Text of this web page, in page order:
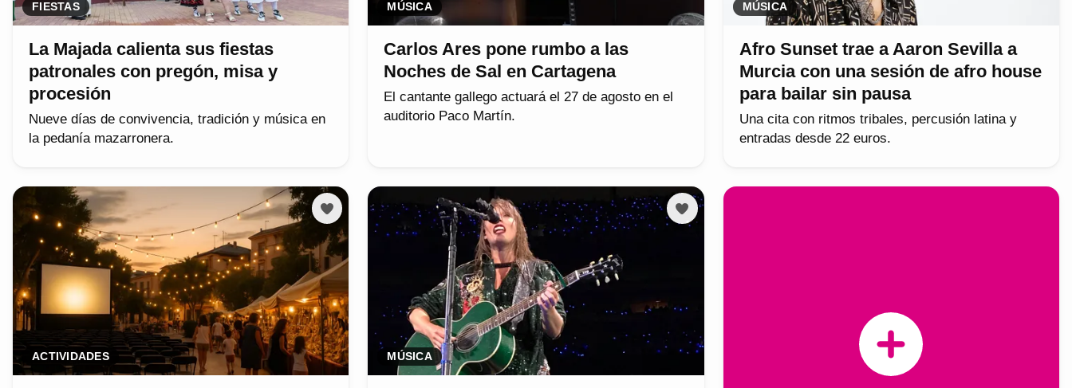
FIESTAS
La Majada calienta sus fiestas
patronales con pregón, misa y
procesión
Nueve días de convivencia, tradición y música en
la pedanía mazarronera.
MÚSICA
Carlos Ares pone rumbo a las
Noches de Sal en Cartagena
El cantante gallego actuará el 27 de agosto en el
auditorio Paco Martín.
MÚSICA
Afro Sunset trae a Aaron Sevilla a
Murcia con una sesión de afro house
para bailar sin pausa
Una cita con ritmos tribales, percusión latina y
entradas desde 22 euros.
ACTIVIDADES MÚSICA